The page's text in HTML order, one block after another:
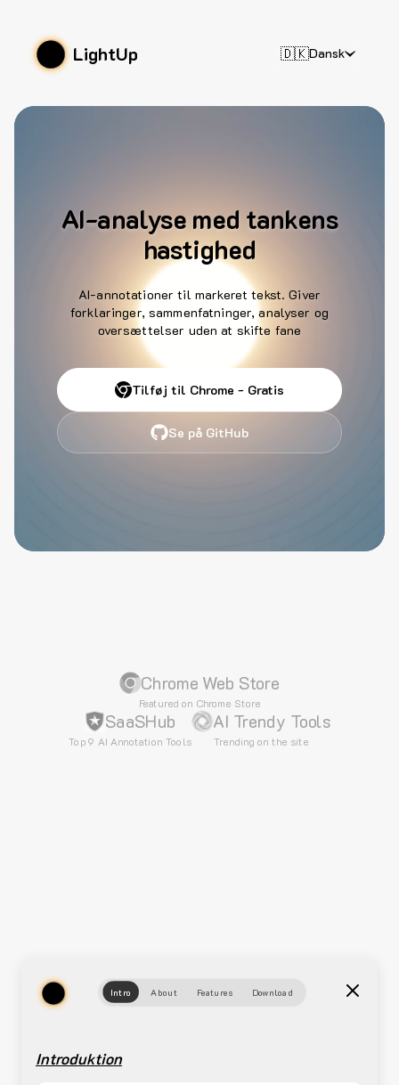
LightUp 🇩🇰Dansk
AI-analyse med tankens
hastighed
AI-annotationer til markeret tekst. Giver
forklaringer, sammenfatninger, analyser og
oversættelser uden at skifte fane
Tilføj til Chrome - Gratis
Se på GitHub
Chrome Web Store
Featured on Chrome Store
SaaSHub
Top 9 AI Annotation Tools
AI Trendy Tools
Trending on the site
Intro About Features Download
Introduktion